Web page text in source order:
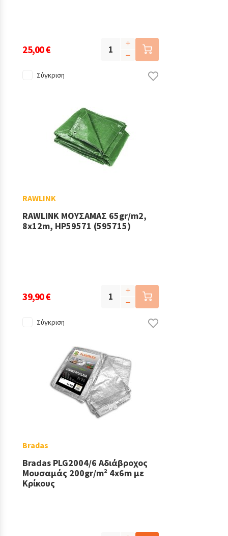
25,00 €
Σύγκριση
RAWLINK
RAWLINK ΜΟΥΣΑΜΑΣ 65gr/m2,
8x12m, HP59571 (595715)
39,90 €
Σύγκριση
Bradas
Bradas PLG2004/6 Αδιάβροχος
Μουσαμάς 200gr/m² 4x6m με
Κρίκους